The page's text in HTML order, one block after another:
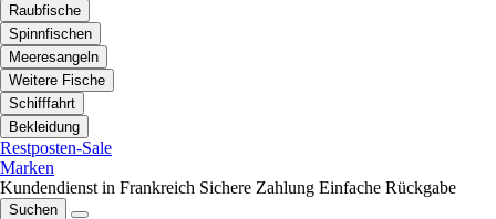
Raubfische
Spinnfischen
Meeresangeln
Weitere Fische
Schifffahrt
Bekleidung
Restposten-Sale
Marken
Kundendienst in Frankreich Sichere Zahlung Einfache Rückgabe
Suchen